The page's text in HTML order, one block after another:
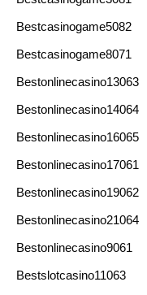
Bestcasinogame5082
Bestcasinogame8071
Bestonlinecasino13063
Bestonlinecasino14064
Bestonlinecasino16065
Bestonlinecasino17061
Bestonlinecasino19062
Bestonlinecasino21064
Bestonlinecasino9061
Bestslotcasino11063